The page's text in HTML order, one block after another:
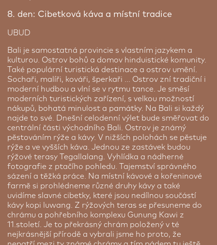
Bintang Flores Hotel ★★★★
jen 10 minut od přístavu ze kterého vyrazíme na
pozorování Komodských draků. Světoznámá
zrcadlová jeskyně je vzdálena jen 15 minut.
Nejkrásnější částí hotelu je bazén s výhledem
přímo na pláž a oceán. Všechny pokoje jsou
klimatizovány s koupelnou a sejfem. Snídaně jsou
v malé místní restauraci Kellimutu coffee shop v
přízemí hotelu.
Parkování
GO Parking
Využijte zvýhodněné parkování v nedaleké
blízkosti pražského letiště. Použijte následující
odkaz
https://www.goparking.cz/rezervace/?
promo=SEN830
s kódem SEN830
a zajistěte si
výhodné parkování po dobu, kterou budete trávit
na zájezdu. Cena parkování závisí na délce vašeho
pobytu. Veškeré podrobnosti a aktuální sazby
najdete na partnerských stránkách. O vaše auto
bude postaráno, zatímco vy si užijete svou cestu
8. den: Cibetková káva a místní tradice
UBUD
Bali je samostatná provincie s vlastním jazykem a
kulturou. Ostrov bohů a domov hinduistické komunity.
Také populární turistická destinace a ostrov umění.
Sochaři, malíři, kováři, šperkaři ... Ostrov zní tradiční i
moderní hudbou a vlní se v rytmu tance. Je směsí
moderních turistických zařízení, s velkou možností
nákupů, bohatá minulost a památky. Na Bali si každý
najde to své. Dnešní celodenní výlet bude směřovat do
centrální části východního Bali. Ostrov je známý
pěstováním rýže a kávy. V nižších polohách se pěstuje
rýže a ve vyšších káva. Jednou ze zastávek budou
rýžové terasy Tegallalang. Vyhlídka a nádherné
fotografie z ptačího pohledu. Tajemství správného
sázení a těžká práce. Na místní kávové a kořeninové
farmě si prohlédneme různé druhy kávy a také
uvidíme slavné cibetky, které jsou nedílnou součástí
kávy kopi luwang. Z rýžových teras se přesuneme do
chrámu a pohřebního komplexu Gunung Kawi z
11.století. Je to překrásný chrám položený v té
nejkrásnější přírodě a vybrali jsme ho proto, že